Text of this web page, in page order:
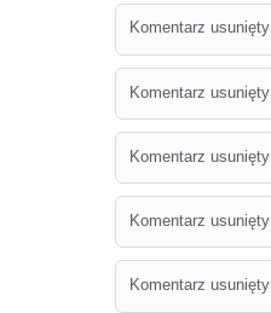
Komentarz usunięty
Komentarz usunięty
Komentarz usunięty
Komentarz usunięty
Komentarz usunięty